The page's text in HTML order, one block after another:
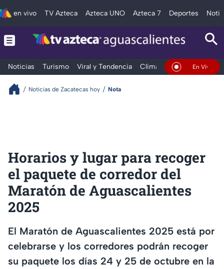
en vivo TV Azteca Azteca UNO Azteca 7 Deportes
Noticias Turismo Viral y Tendencia Clima DeportesEn Vivo
Noticias de Zacatecas hoy Nota
Horarios y lugar para recoger
el paquete de corredor del
Maratón de Aguascalientes
2025
El Maratón de Aguascalientes 2025 está por
celebrarse y los corredores podrán recoger
su paquete los días 24 y 25 de octubre en la